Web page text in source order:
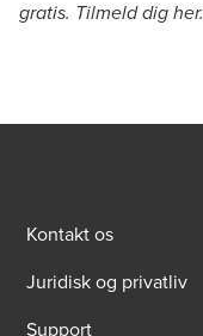
gratis. Tilmeld dig her.
Kontakt os
Juridisk og privatliv
Support